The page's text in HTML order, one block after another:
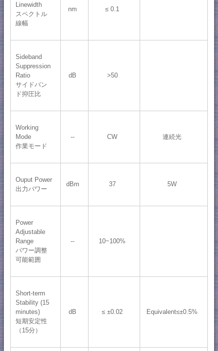
Linewidth
スペクトル
線幅
nm ≤ 0.1
Sideband
Suppression
Ratio
サイドバン
ド抑圧比
dB >50
Working
Mode
作業モード
-- CW 連続光
Ouput Power
出力パワー
dBm 37 5W
Power
Adjustable
Range
パワー調整
可能範囲
-- 10~100%
Short-term
Stability (15
minutes)
短期安定性
（15分）
dB ≤ ±0.02 Equivalent≤±0.5%